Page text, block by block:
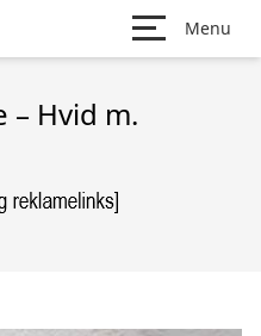
Menu
Hvid m.